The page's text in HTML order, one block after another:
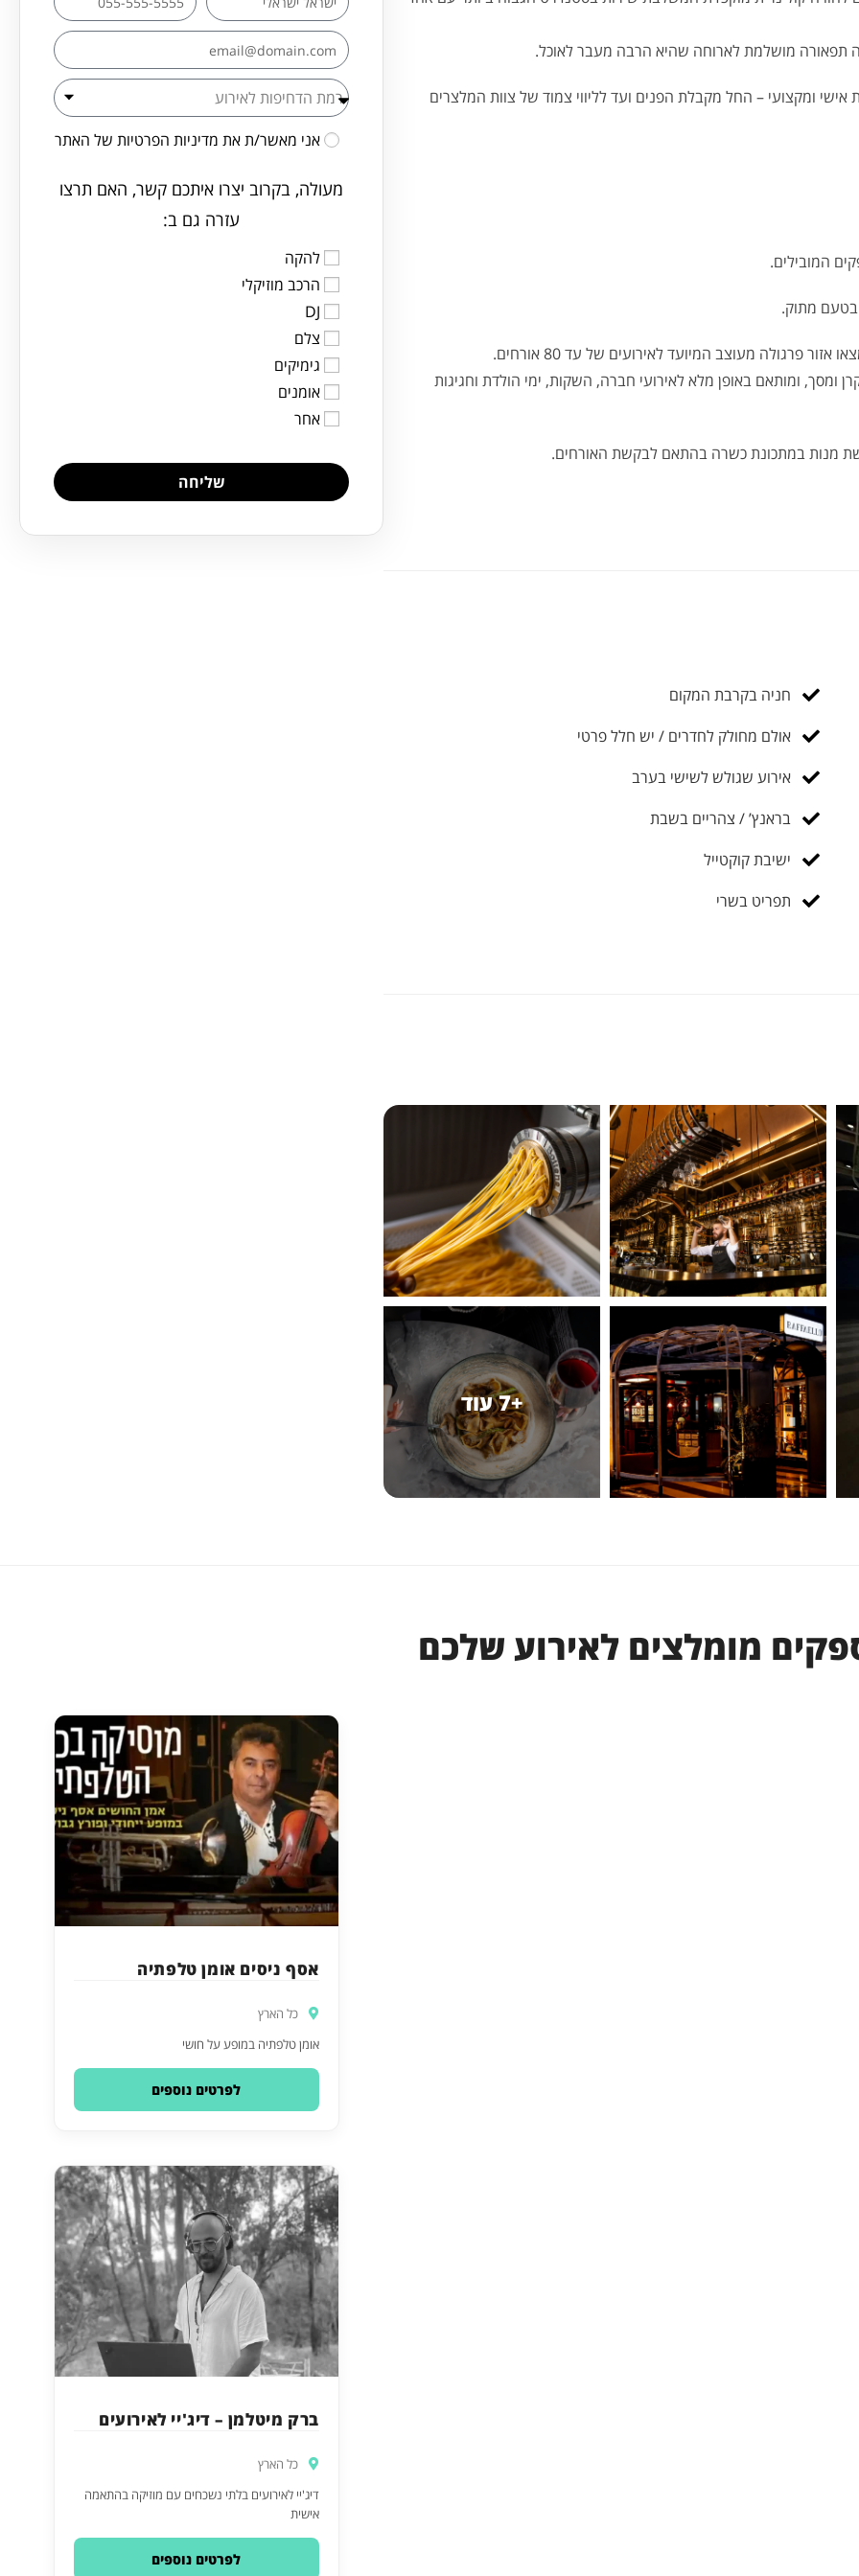
תפאורה מושלמת לארוחה שהיא הרבה מעבר לאוכל.
ומקצועי – החל מקבלת הפנים ועד לליווי צמוד של צוות המלצרים
המובילים.
בטעם מתוק.
פרגולה מעוצב המיועד לאירועים של עד 80 אורחים.
ומסך, ומותאם באופן מלא לאירועי חברה, השקות, ימי הולדת וחגיגות
מנות במתכונת כשרה בהתאם לבקשת האורחים.
חניה בקרבת המקום
אולם מחולק לחדרים / יש חלל פרטי
אירוע שגולש לשישי בערב
בראנץ’ / צהריים בשבת
ישיבת קוקטייל
תפריט בשרי
+7 עוד
אני מאשר/ת את מדיניות הפרטיות של האתר
מעולה, בקרוב יצרו איתכם קשר, האם תרצו
עזרה גם ב:
להקה
הרכב מוזיקלי
DJ
צלם
גימיקים
אומנים
אחר
שליחה
מומלצים לאירוע שלכם
אסף ניסים אומן טלפתיה
כל הארץ
אומן טלפתיה במופע על חושי
לפרטים נוספים
ברק מיטלמן – דיג'יי לאירועים
כל הארץ
דיג'יי לאירועים בלתי נשכחים עם מוזיקה בהתאמה
אישית
לפרטים נוספים